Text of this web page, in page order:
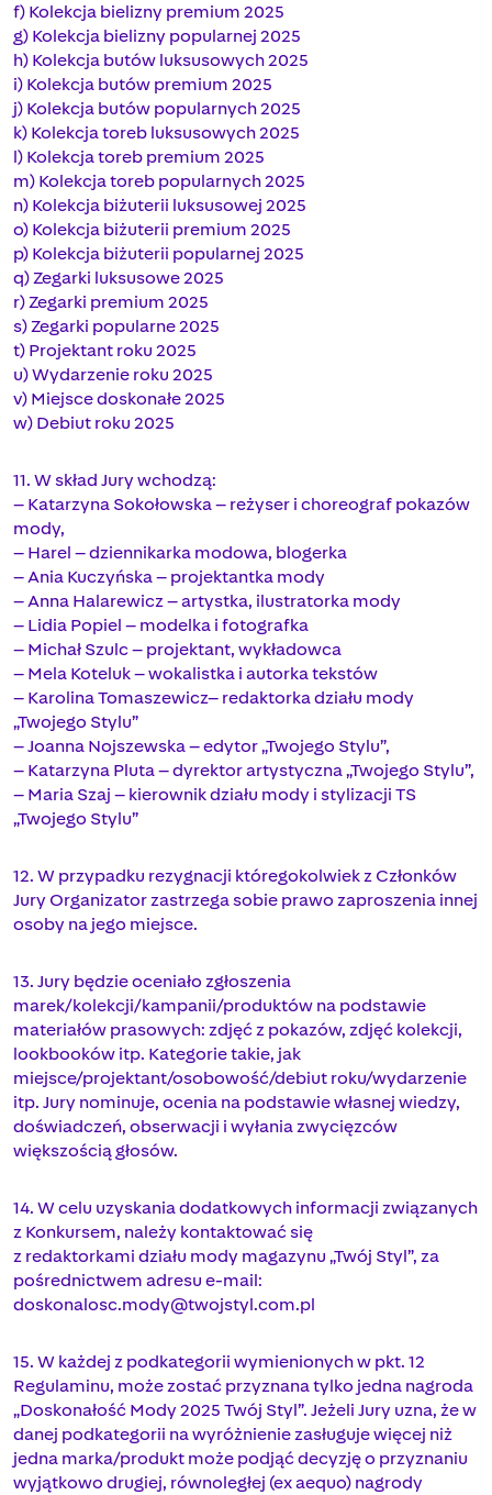
f) Kolekcja bielizny premium 2025
g) Kolekcja bielizny popularnej 2025
h) Kolekcja butów luksusowych 2025
i) Kolekcja butów premium 2025
j) Kolekcja butów popularnych 2025
k) Kolekcja toreb luksusowych 2025
l) Kolekcja toreb premium 2025
m) Kolekcja toreb popularnych 2025
n) Kolekcja biżuterii luksusowej 2025
o) Kolekcja biżuterii premium 2025
p) Kolekcja biżuterii popularnej 2025
q) Zegarki luksusowe 2025
r) Zegarki premium 2025
s) Zegarki popularne 2025
t) Projektant roku 2025
u) Wydarzenie roku 2025
v) Miejsce doskonałe 2025
w) Debiut roku 2025
11. W skład Jury wchodzą:
– Katarzyna Sokołowska – reżyser i choreograf pokazów
mody,
– Harel – dziennikarka modowa, blogerka
– Ania Kuczyńska – projektantka mody
– Anna Halarewicz – artystka, ilustratorka mody
– Lidia Popiel – modelka i fotografka
– Michał Szulc – projektant, wykładowca
– Mela Koteluk – wokalistka i autorka tekstów
– Karolina Tomaszewicz– redaktorka działu mody
„Twojego Stylu”
– Joanna Nojszewska – edytor „Twojego Stylu”,
– Katarzyna Pluta – dyrektor artystyczna „Twojego Stylu”,
– Maria Szaj – kierownik działu mody i stylizacji TS
„Twojego Stylu”
12. W przypadku rezygnacji któregokolwiek z Członków
Jury Organizator zastrzega sobie prawo zaproszenia innej
osoby na jego miejsce.
13. Jury będzie oceniało zgłoszenia
marek/kolekcji/kampanii/produktów na podstawie
materiałów prasowych: zdjęć z pokazów, zdjęć kolekcji,
lookbooków itp. Kategorie takie, jak
miejsce/projektant/osobowość/debiut roku/wydarzenie
itp. Jury nominuje, ocenia na podstawie własnej wiedzy,
doświadczeń, obserwacji i wyłania zwycięzców
większością głosów.
14. W celu uzyskania dodatkowych informacji związanych
z Konkursem, należy kontaktować się
z redaktorkami działu mody magazynu „Twój Styl”, za
pośrednictwem adresu e-mail:
doskonalosc.mody@twojstyl.com.pl
15. W każdej z podkategorii wymienionych w pkt. 12
Regulaminu, może zostać przyznana tylko jedna nagroda
„Doskonałość Mody 2025 Twój Styl”. Jeżeli Jury uzna, że w
danej podkategorii na wyróżnienie zasługuje więcej niż
jedna marka/produkt może podjąć decyzję o przyznaniu
wyjątkowo drugiej, równoległej (ex aequo) nagrody